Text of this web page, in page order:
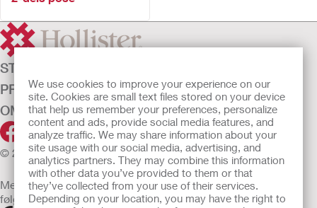
We use cookies to improve your experience on our
site. Cookies are small text files stored on your device
that help us remember your preferences, personalize
content and ads, provide social media features, and
analyze traffic. We may share information about your
site usage with our social media, advertising, and
analytics partners. They may combine this information
with other data you’ve provided to them or that
they’ve collected from your use of their services.
Depending on your location, you may have the right to
STOMIPLEJE
PRODUKTER
OM OS
© 2026 Hollister Incorporated
Medicinsk udstyr, der sælges i EU, er mærket med et af
følgende symboler